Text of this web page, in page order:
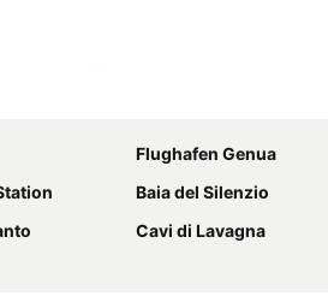
Flughafen Genua
Baia del Silenzio
Cavi di Lavagna